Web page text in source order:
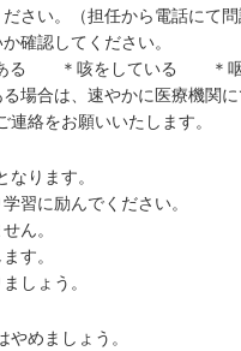
さい。（担任から電話にて問
確認してください。
ある ＊咳をしている ＊
場合は、速やかに医療機関に
絡をお願いいたします。
なります。
習に励んでください。
ん。
す。
しょう。
やめましょう。